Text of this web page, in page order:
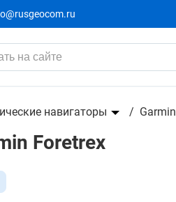
навигаторы Garmin
Foretrex